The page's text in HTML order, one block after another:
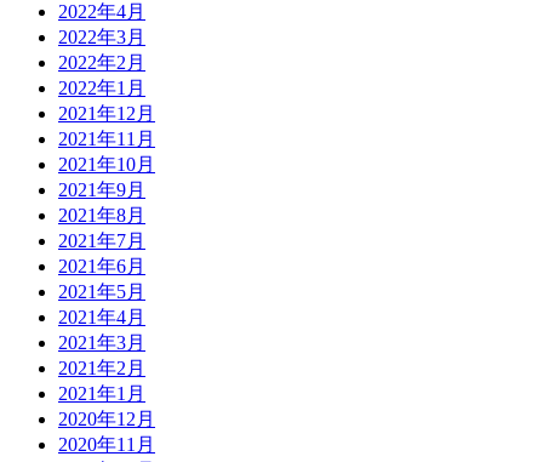
2022年4月
2022年3月
2022年2月
2022年1月
2021年12月
2021年11月
2021年10月
2021年9月
2021年8月
2021年7月
2021年6月
2021年5月
2021年4月
2021年3月
2021年2月
2021年1月
2020年12月
2020年11月